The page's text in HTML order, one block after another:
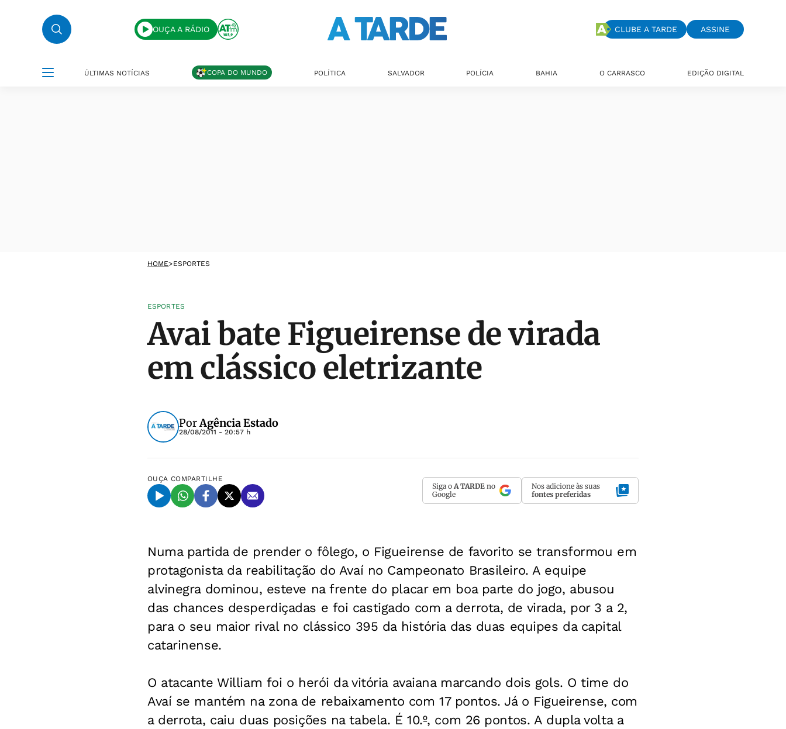
OUÇA A RÁDIO CLUBE A TARDE ASSINE
ÚLTIMAS NOTÍCIAS COPA DO MUNDO POLÍTICA SALVADOR POLÍCIA BAHIA O CARRASCO EDIÇÃO DIGITAL
HOME>ESPORTES
ESPORTES
Avai bate Figueirense de virada
em clássico eletrizante
PorAgência Estado
28/08/2011 - 20:57 h
OUÇA COMPARTILHE
Siga o A TARDE no
Google
Nos adicione às suas
fontes preferidas
Numa partida de prender o fôlego, o Figueirense de favorito se transformou em
protagonista da reabilitação do Avaí no Campeonato Brasileiro. A equipe
alvinegra dominou, esteve na frente do placar em boa parte do jogo, abusou
das chances desperdiçadas e foi castigado com a derrota, de virada, por 3 a 2,
para o seu maior rival no clássico 395 da história das duas equipes da capital
catarinense.
O atacante William foi o herói da vitória avaiana marcando dois gols. O time do
Avaí se mantém na zona de rebaixamento com 17 pontos. Já o Figueirense, com
a derrota, caiu duas posições na tabela. É 10.º, com 26 pontos. A dupla volta a